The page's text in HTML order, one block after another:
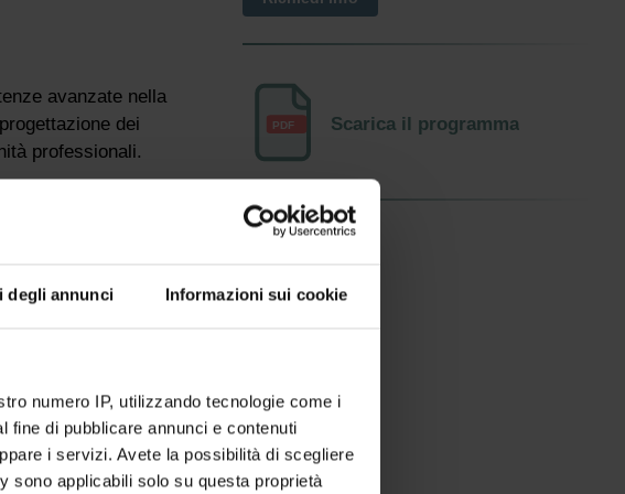
degli annunci Informazioni sui cookie
numero IP, utilizzando tecnologie come i
di pubblicare annunci e contenuti
i servizi. Avete la possibilità di scegliere
sono applicabili solo su questa proprietà
avanzate nella
dei
professionali.
biologi,
a integrare
della salute e
clinica,
protette,
allo sviluppo
PDF Scarica il programma